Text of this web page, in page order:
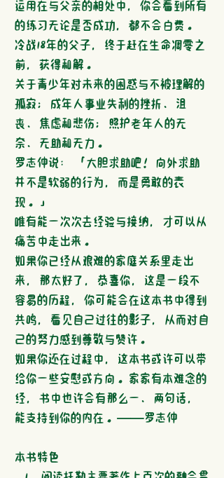
运用在与父亲的相处中，你会看到所有
的练习无论是否成功，都不会白费。
冷战18年的父子，终于赶在生命凋零之
前，获得和解。
关于青少年对未来的困惑与不被理解的
孤寂；成年人事业失利的挫折、沮
丧、焦虑和悲伤；照护老年人的无
奈、无助和无力。
罗志仲说：「大胆求助吧！向外求助
并不是软弱的行为，而是勇敢的表
现。」
唯有能一次次去经验与接纳，才可以从
痛苦中走出来。
如果你已经从艰难的家庭关系里走出
来，那太好了，恭喜你，这是一段不
容易的历程，你可能会在这本书中得到
共鸣，看见自己过往的影子，从而对自
己的努力感到尊敬与赞许。
如果你还在过程中，这本书或许可以带
给你一些安慰或方向。家家有本难念的
经，书中也许会有那么一、两句话，
能支持到你的内在。──罗志仲
本书特色